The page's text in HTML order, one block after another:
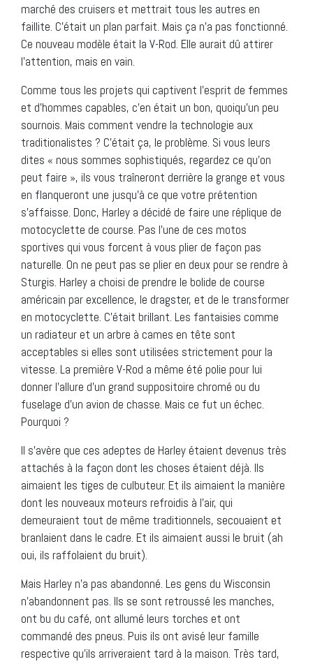
marché des cruisers et mettrait tous les autres en
faillite. C’était un plan parfait. Mais ça n’a pas fonctionné.
Ce nouveau modèle était la V-Rod. Elle aurait dû attirer
l’attention, mais en vain.
Comme tous les projets qui captivent l’esprit de femmes
et d’hommes capables, c’en était un bon, quoiqu’un peu
sournois. Mais comment vendre la technologie aux
traditionalistes ? C’était ça, le problème. Si vous leurs
dites « nous sommes sophistiqués, regardez ce qu’on
peut faire », ils vous traîneront derrière la grange et vous
en flanqueront une jusqu’à ce que votre prétention
s’affaisse. Donc, Harley a décidé de faire une réplique de
motocyclette de course. Pas l’une de ces motos
sportives qui vous forcent à vous plier de façon pas
naturelle. On ne peut pas se plier en deux pour se rendre à
Sturgis. Harley a choisi de prendre le bolide de course
américain par excellence, le dragster, et de le transformer
en motocyclette. C’était brillant. Les fantaisies comme
un radiateur et un arbre à cames en tête sont
acceptables si elles sont utilisées strictement pour la
vitesse. La première V-Rod a même été polie pour lui
donner l’allure d’un grand suppositoire chromé ou du
fuselage d’un avion de chasse. Mais ce fut un échec.
Pourquoi ?
Il s’avère que ces adeptes de Harley étaient devenus très
attachés à la façon dont les choses étaient déjà. Ils
aimaient les tiges de culbuteur. Et ils aimaient la manière
dont les nouveaux moteurs refroidis à l’air, qui
demeuraient tout de même traditionnels, secouaient et
branlaient dans le cadre. Et ils aimaient aussi le bruit (ah
oui, ils raffolaient du bruit).
Mais Harley n’a pas abandonné. Les gens du Wisconsin
n’abandonnent pas. Ils se sont retroussé les manches,
ont bu du café, ont allumé leurs torches et ont
commandé des pneus. Puis ils ont avisé leur famille
respective qu’ils arriveraient tard à la maison. Très tard,